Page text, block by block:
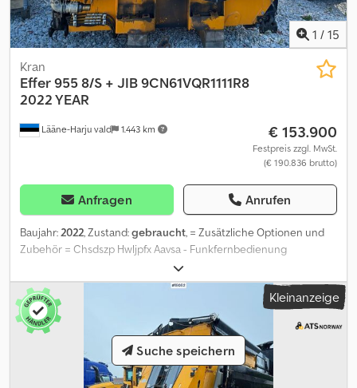
1 / 15
Lääne-Harju vald 1.443 km
Kran
Effer955 8/S + JIB 9CN61VQR1111R8
2022 YEAR
€ 153.900
Festpreis zzgl. MwSt.
(€ 190.836 brutto)
Anfragen Anrufen
Baujahr:2022, Zustand:gebraucht, = Zusätzliche Optionen und
Zubehör = Chsdszp Hwljpfx Aavsa - Funkfernbedienung
(Funkfernbedienung für Krananbaugerät) = Anmerkungen =
Zusätzliche Informationen: 3961 Betriebsstunden Reichweite: 33,5
m Auslegersegmente: 8+6 Maximale Tragfähigkeit am Ende eines
Auslegers: 720 kg = Weitere Informationen = Neuwagen: Nein
Einsatzbereich: Gütertransport Tragfähigkeit: 23.800 kg Hubhöhe:
3.800 cm Seriennummer: ME0095500031
Kleinanzeige
Suche speichern